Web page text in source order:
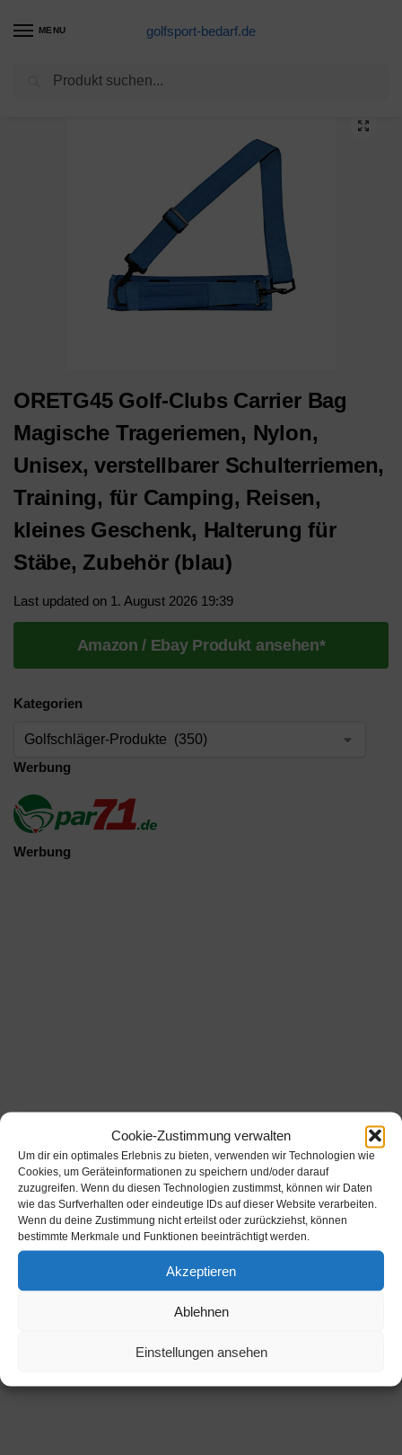
Cookie-Zustimmung verwalten
Um dir ein optimales Erlebnis zu bieten, verwenden wir Technologien wie
Cookies, um Geräteinformationen zu speichern und/oder darauf
zuzugreifen. Wenn du diesen Technologien zustimmst, können wir Daten
wie das Surfverhalten oder eindeutige IDs auf dieser Website verarbeiten.
Wenn du deine Zustimmung nicht erteilst oder zurückziehst, können
bestimmte Merkmale und Funktionen beeinträchtigt werden.
Akzeptieren
Ablehnen
Einstellungen ansehen
MENU golfsport-bedarf.de
Golfschläger-Produkte
ORETG45 Golf-Clubs Carrier Bag
Magische Trageriemen, Nylon,
Unisex, verstellbarer Schulterriemen,
Training, für Camping, Reisen,
kleines Geschenk, Halterung für
Stäbe, Zubehör (blau)
Last updated on 1. August 2026 19:39
Amazon / Ebay Produkt ansehen*
Kategorien
Werbung
Werbung
Werbung
Werbung